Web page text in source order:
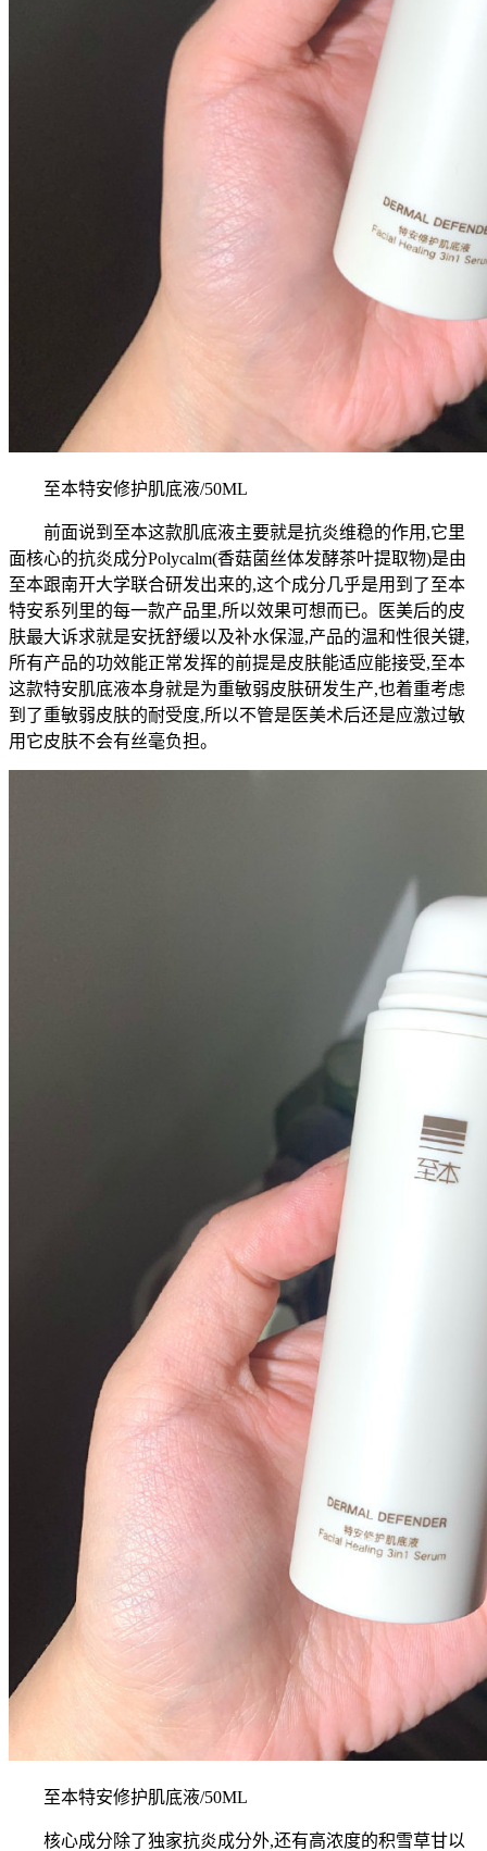
至本特安修护肌底液/50ML
前面说到至本这款肌底液主要就是抗炎维稳的作用,它里
面核心的抗炎成分Polycalm(香菇菌丝体发酵茶叶提取物)是由
至本跟南开大学联合研发出来的,这个成分几乎是用到了至本
特安系列里的每一款产品里,所以效果可想而已。医美后的皮
肤最大诉求就是安抚舒缓以及补水保湿,产品的温和性很关键,
所有产品的功效能正常发挥的前提是皮肤能适应能接受,至本
这款特安肌底液本身就是为重敏弱皮肤研发生产,也着重考虑
到了重敏弱皮肤的耐受度,所以不管是医美术后还是应激过敏
用它皮肤不会有丝毫负担。
至本特安修护肌底液/50ML
核心成分除了独家抗炎成分外,还有高浓度的积雪草甘以